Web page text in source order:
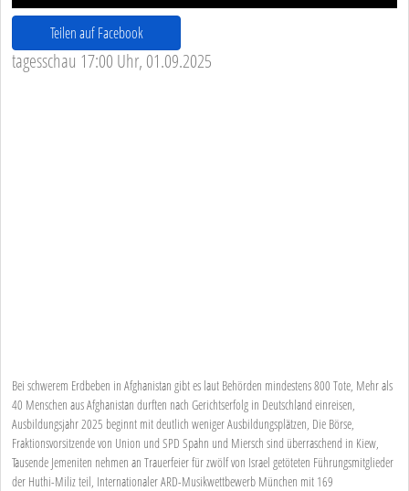
Teilen auf Facebook
tagesschau 17:00 Uhr, 01.09.2025
Bei schwerem Erdbeben in Afghanistan gibt es laut Behörden mindestens 800 Tote, Mehr als
40 Menschen aus Afghanistan durften nach Gerichtserfolg in Deutschland einreisen,
Ausbildungsjahr 2025 beginnt mit deutlich weniger Ausbildungsplätzen, Die Börse,
Fraktionsvorsitzende von Union und SPD Spahn und Miersch sind überraschend in Kiew,
Tausende Jemeniten nehmen an Trauerfeier für zwölf von Israel getöteten Führungsmitglieder
der Huthi-Miliz teil, Internationaler ARD-Musikwettbewerb München mit 169